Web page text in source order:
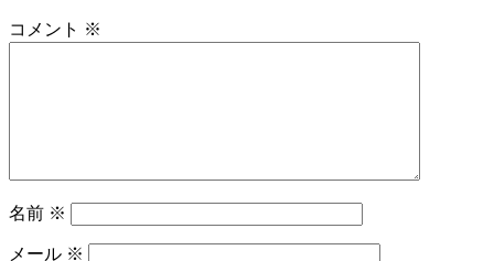
コメント ※
名前 ※
メール ※